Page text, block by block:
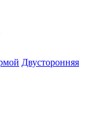
Двусторонняя